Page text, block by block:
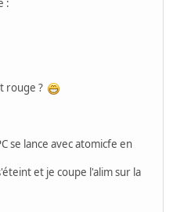
:
rouge ?
se lance avec atomicfe en
et je coupe l'alim sur la